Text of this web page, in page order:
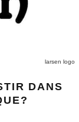
larsen logo
DANS